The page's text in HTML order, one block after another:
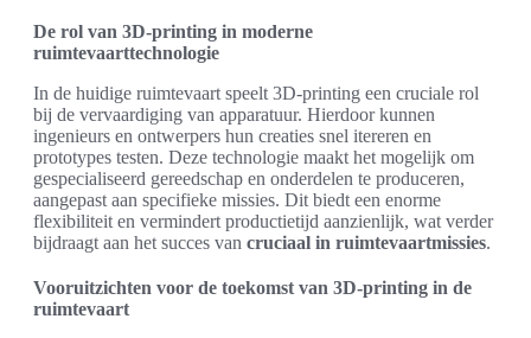
De rol van 3D-printing in moderne
ruimtevaarttechnologie
In de huidige ruimtevaart speelt 3D-printing een cruciale rol
bij de vervaardiging van apparatuur. Hierdoor kunnen
ingenieurs en ontwerpers hun creaties snel itereren en
prototypes testen. Deze technologie maakt het mogelijk om
gespecialiseerd gereedschap en onderdelen te produceren,
aangepast aan specifieke missies. Dit biedt een enorme
flexibiliteit en vermindert productietijd aanzienlijk, wat verder
bijdraagt aan het succes van cruciaal in ruimtevaartmissies.
Vooruitzichten voor de toekomst van 3D-printing in de
ruimtevaart